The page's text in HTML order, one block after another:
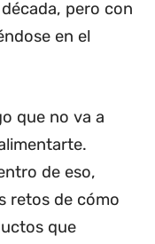
pero con
en el
que no va a
de eso,
retos de cómo
que